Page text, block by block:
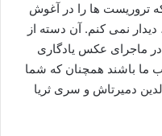
تروریست ها را در آغوش
نمی کنم. آن دسته از
ماجرای عکس یادگاری
ما باشند همچنان که شما
دمیرتاش و سری ثریا